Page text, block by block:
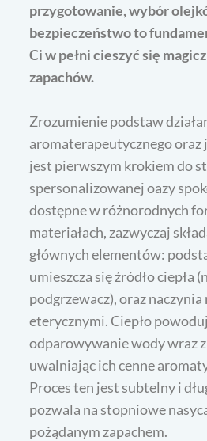
przygotowanie, wybór
bezpieczeństwo to
Ci w pełni cieszyć się
zapachów.
Zrozumienie podstaw
aromaterapeutycznego oraz
jest pierwszym krokiem do
spersonalizowanej oazy
dostępne w różnorodnych
materiałach, zazwyczaj
głównych elementów:
umieszcza się źródło ciepła
podgrzewacz), oraz
eterycznymi. Ciepło
odparowywanie wody wraz
uwalniając ich cenne
Proces ten jest subtelny i
pozwala na stopniowe
pożądanym zapachem.